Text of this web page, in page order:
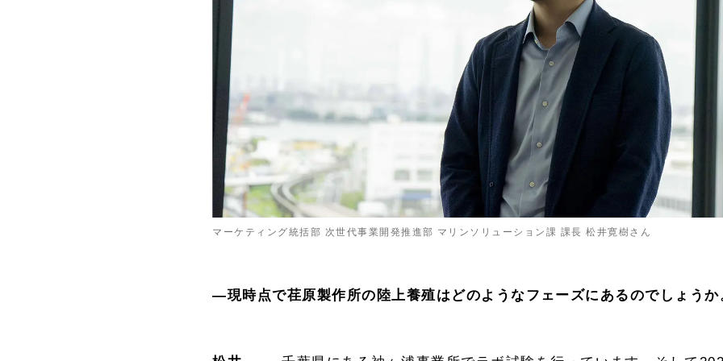
マーケティング統括部 次世代事業開発推進部 マリンソリューション課 課長 松井寛樹さん
―現時点で荏原製作所の陸上養殖はどのようなフェーズにあるのでしょうか